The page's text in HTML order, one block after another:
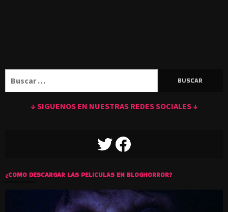
↓ SIGUENOS EN NUESTRAS REDES SOCIALES ↓
TWITTERFACEBOOK
¿COMO DESCARGAR LAS PELICULAS EN BLOGHORROR?